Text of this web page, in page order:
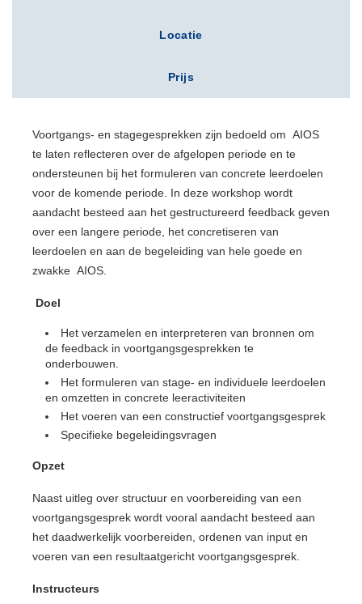
Locatie
Prijs
Voortgangs- en stagegesprekken zijn bedoeld om AIOS
te laten reflecteren over de afgelopen periode en te
ondersteunen bij het formuleren van concrete leerdoelen
voor de komende periode. In deze workshop wordt
aandacht besteed aan het gestructureerd feedback geven
over een langere periode, het concretiseren van
leerdoelen en aan de begeleiding van hele goede en
zwakke AIOS.
Doel
Het verzamelen en interpreteren van bronnen om
de feedback in voortgangsgesprekken te
onderbouwen.
Het formuleren van stage- en individuele leerdoelen
en omzetten in concrete leeractiviteiten
Het voeren van een constructief voortgangsgesprek
Specifieke begeleidingsvragen
Opzet
Naast uitleg over structuur en voorbereiding van een
voortgangsgesprek wordt vooral aandacht besteed aan
het daadwerkelijk voorbereiden, ordenen van input en
voeren van een resultaatgericht voortgangsgesprek.
Instructeurs